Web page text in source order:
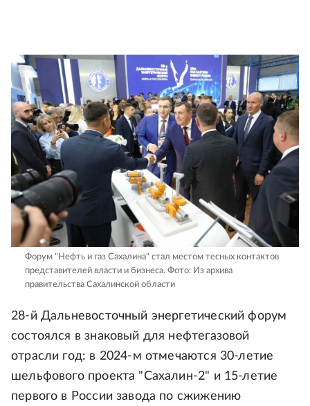
Форум "Нефть и газ Сахалина" стал местом тесных контактов
представителей власти и бизнеса. Фото: Из архива
правительства Сахалинской области
28-й Дальневосточный энергетический форум
состоялся в знаковый для нефтегазовой
отрасли год: в 2024-м отмечаются 30-летие
шельфового проекта "Сахалин-2" и 15-летие
первого в России завода по сжижению